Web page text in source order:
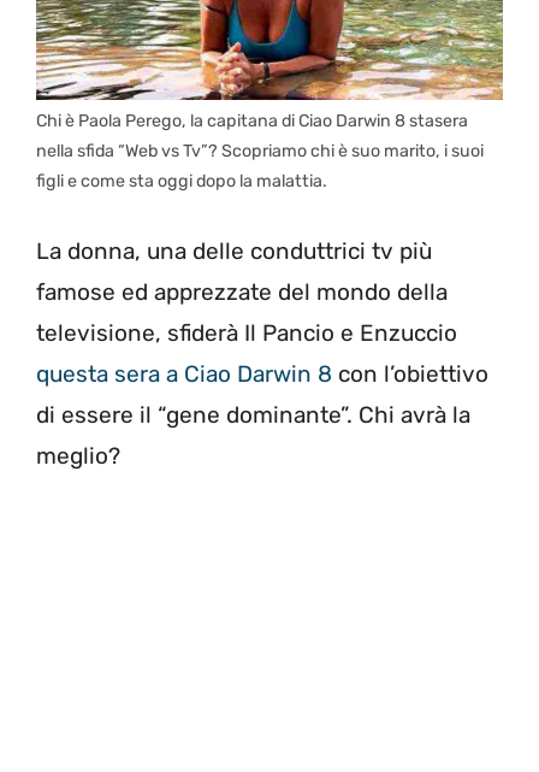
Chi è Paola Perego, la capitana di Ciao Darwin 8 stasera
nella sfida “Web vs Tv”? Scopriamo chi è suo marito, i suoi
figli e come sta oggi dopo la malattia.
La donna, una delle conduttrici tv più
famose ed apprezzate del mondo della
televisione, sfiderà Il Pancio e Enzuccio
questa sera a Ciao Darwin 8 con l’obiettivo
di essere il “gene dominante”. Chi avrà la
meglio?